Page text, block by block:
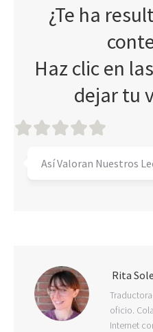
¿Te ha
Haz clic en
dejar tu
Así Valoran Nuestros
Rita
oficio.
Internet